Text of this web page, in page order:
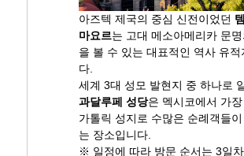
아즈텍 제국의 중심 신전이었던
마요르는 고대 메소아메리카 문명
을 볼 수 있는 대표적인 역사 유적
다.
세계 3대 성모 발현지 중 하나로
과달루페 성당은 멕시코에서 가
가톨릭 성지로 수많은 순례객들
는 장소입니다.
※ 일정에 따라 방문 순서는 3일